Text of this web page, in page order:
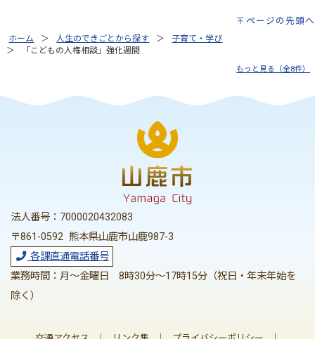
ページの先頭へ
ホーム 人生のできごとから探す
子育て・学び
「こどもの人権相談」強化週間
もっと見る（全8件）
法人番号：7000020432083
〒861-0592 熊本県山鹿市山鹿987-3
各課直通電話番号
業務時間：月～金曜日 8時30分～17時15分（祝日・年末年始を
除く）